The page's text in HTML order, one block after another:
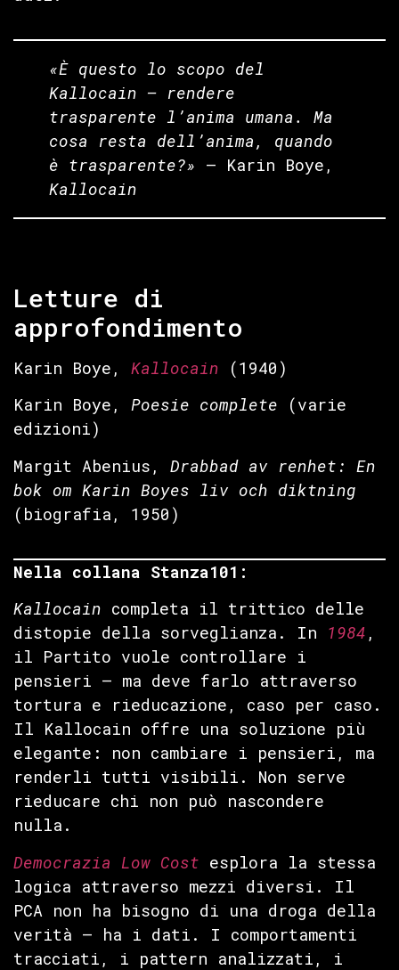
«È questo lo scopo del
Kallocain — rendere
trasparente l’anima umana. Ma
cosa resta dell’anima, quando
è trasparente?» — Karin Boye,
Kallocain
Letture di
approfondimento
Karin Boye, Kallocain (1940)
Karin Boye, Poesie complete (varie
edizioni)
Margit Abenius, Drabbad av renhet: En
bok om Karin Boyes liv och diktning
(biografia, 1950)
Nella collana Stanza101:
Kallocain completa il trittico delle
distopie della sorveglianza. In 1984 ,
il Partito vuole controllare i
pensieri — ma deve farlo attraverso
tortura e rieducazione, caso per caso.
Il Kallocain offre una soluzione più
elegante: non cambiare i pensieri, ma
renderli tutti visibili. Non serve
rieducare chi non può nascondere
nulla.
Democrazia Low Cost esplora la stessa
logica attraverso mezzi diversi. Il
PCA non ha bisogno di una droga della
verità — ha i dati. I comportamenti
tracciati, i pattern analizzati, i